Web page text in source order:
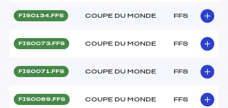
FIS0134.FFS COUPE DU MONDE FFS
FIS0073.FFS COUPE DU MONDE FFS
FIS0071.FFS COUPE DU MONDE FFS
FIS0069.FFS COUPE DU MONDE FFS